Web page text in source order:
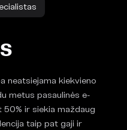
neatsiejama kiekvieno
metus pasaulinės e-
50% ir siekia maždaug
taip pat gaji ir